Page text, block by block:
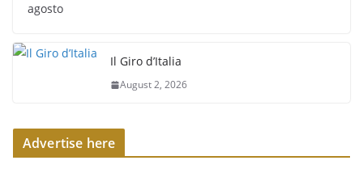
agosto
Il Giro d’Italia
August 2, 2026
Advertise here